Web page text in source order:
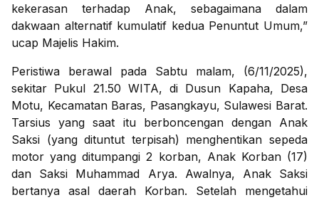
kekerasan terhadap Anak, sebagaimana dalam
dakwaan alternatif kumulatif kedua Penuntut Umum,”
ucap Majelis Hakim.
Peristiwa berawal pada Sabtu malam, (6/11/2025),
sekitar Pukul 21.50 WITA, di Dusun Kapaha, Desa
Motu, Kecamatan Baras, Pasangkayu, Sulawesi Barat.
Tarsius yang saat itu berboncengan dengan Anak
Saksi (yang dituntut terpisah) menghentikan sepeda
motor yang ditumpangi 2 korban, Anak Korban (17)
dan Saksi Muhammad Arya. Awalnya, Anak Saksi
bertanya asal daerah Korban. Setelah mengetahui